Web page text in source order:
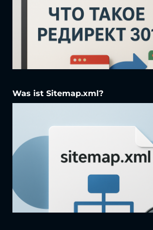
Was ist Sitemap.xml?